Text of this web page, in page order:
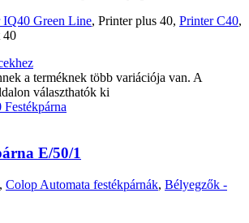
IQ40 Green Line, Printer plus 40, Printer C40,
40
a terméknek több variációja van. A
választhatók ki
E/50/1
, Colop Automata festékpárnák, Bélyegzők -